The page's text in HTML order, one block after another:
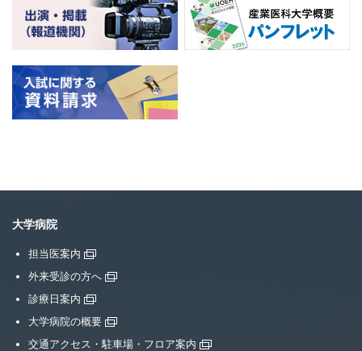
大学病院
担当医案内
外来受診の方へ
診療日案内
大学病院の概要
交通アクセス・駐車場・フロア案内